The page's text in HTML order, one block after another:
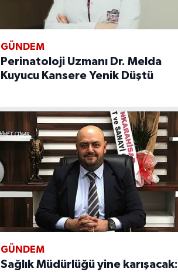
GÜNDEM
Perinatoloji Uzmanı Dr. Melda
Kuyucu Kansere Yenik Düştü
GÜNDEM
Sağlık Müdürlüğü yine karışacak: